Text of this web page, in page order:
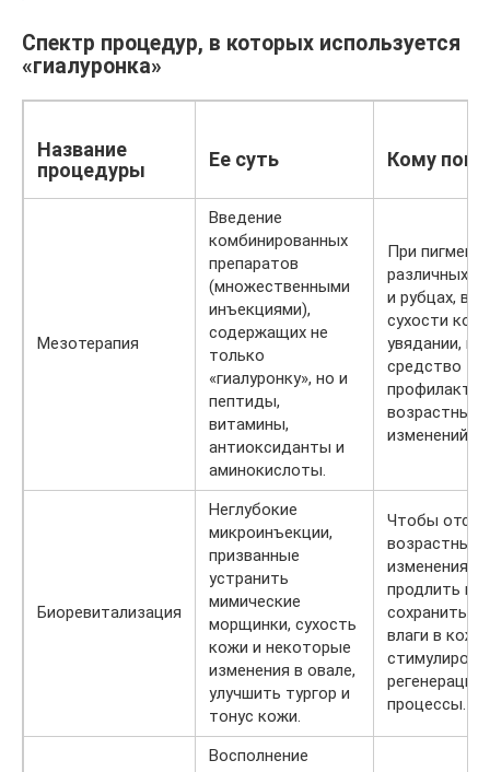
Спектр процедур, в которых используется
«гиалуронка»
Название
процедуры
Ее суть Кому
Мезотерапия
Введение
комбинированных
препаратов
(множественными
инъекциями),
содержащих не
только
«гиалуронку», но и
пептиды,
витамины,
антиоксиданты и
аминокислоты.
При
различных
и рубцах,
сухости
увядании,
средство
возрастных
изменений.
Биоревитализация
Неглубокие
микроинъекции,
призванные
устранить
мимические
морщинки, сухость
кожи и некоторые
изменения в овале,
улучшить тургор и
тонус кожи.
Чтобы
возрастные
изменения
продлить
сохранить
влаги в коже
процессы.
Восполнение